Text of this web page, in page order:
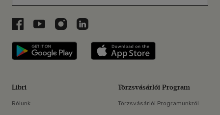
Libri a Facebookon
Libri a Youtube-on
Libri az Instagramon
Libri a LinkedInen
Libri applikáció Szerezd meg: Google
Libri
Rólunk
Törzsvásárlói Program
Törzsvásárlói Programunkról